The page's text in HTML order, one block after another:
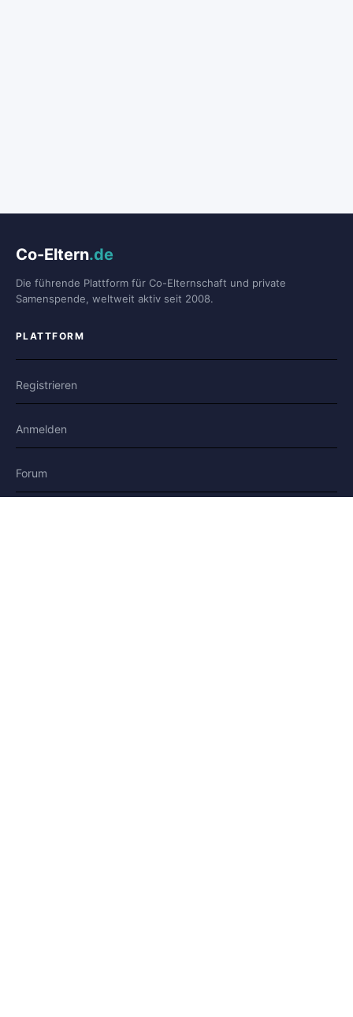
Co-Eltern.de
Die führende Plattform für Co-Elternschaft und private
Samenspende, weltweit aktiv seit 2008.
PLATTFORM
Registrieren
Anmelden
Forum